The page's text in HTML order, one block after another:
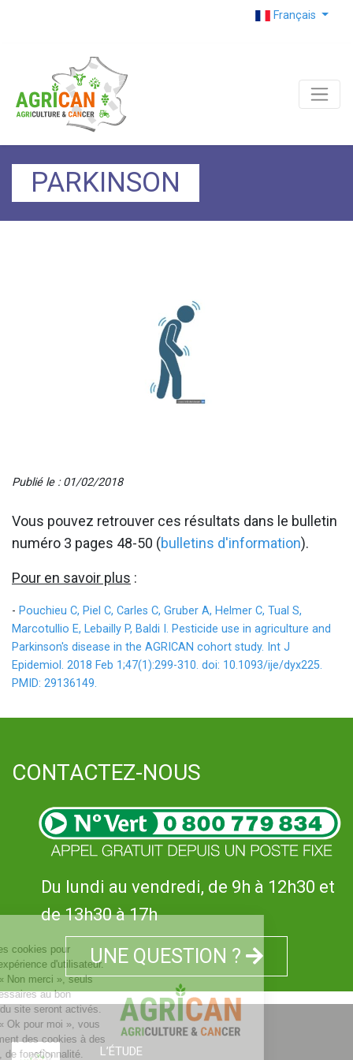
Français
PARKINSON
Publié le : 01/02/2018
Vous pouvez retrouver ces résultats dans le bulletin
numéro 3 pages 48-50 (bulletins d'information).
Pour en savoir plus :
- Pouchieu C, Piel C, Carles C, Gruber A, Helmer C, Tual S,
Marcotullio E, Lebailly P, Baldi I. Pesticide use in agriculture and
Parkinson's disease in the AGRICAN cohort study. Int J
Epidemiol. 2018 Feb 1;47(1):299-310. doi: 10.1093/ije/dyx225.
PMID: 29136149.
CONTACTEZ-NOUS
Du lundi au vendredi, de 9h à 12h30 et
de 13h30 à 17h
UNE QUESTION ?
L’ÉTUDE